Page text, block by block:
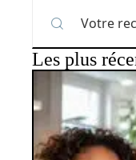
Les plus